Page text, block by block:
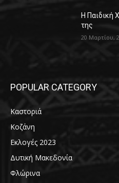
Η Παιδική
της
20 Μαρτίου,
POPULAR CATEGORY
Καστοριά
Κοζάνη
Εκλογές 2023
Δυτική Μακεδονία
Φλώρινα